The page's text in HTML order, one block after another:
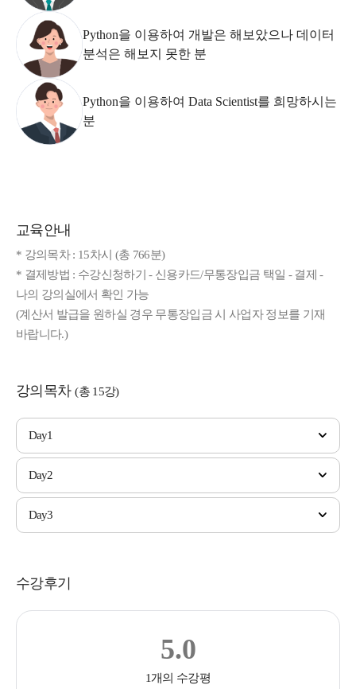
Python을 이용하여 개발은 해보았으나 데이터
분석은 해보지 못한 분
Python을 이용하여 Data Scientist를 희망하시는
분
교육안내
* 강의목차 : 15차시 (총 766분)
* 결제방법 : 수강신청하기 - 신용카드/무통장입금 택일 - 결제 -
나의 강의실에서 확인 가능
(계산서 발급을 원하실 경우 무통장입금 시 사업자 정보를 기재
바랍니다.)
강의목차 (총 15강)
Day1
Day2
Day3